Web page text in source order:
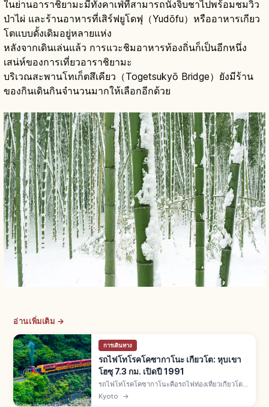
ในย่านอาราชิยามะมีทั้งคาเฟ่ที่สามารถนั่งจิบชาไปพร้อมชมวิว
ป่าไผ่ และร้านอาหารที่เสิร์ฟยูโดฟุ（Yudōfu）หรืออาหารเกียว
โตแบบดั้งเดิมอยู่หลายแห่ง
หลังจากเดินเล่นแล้ว การแวะชิมอาหารท้องถิ่นก็เป็นอีกหนึ่ง
เสน่ห์ของการเที่ยวอาราชิยามะ
บริเวณสะพานโทเก็ตสึเคียว（Togetsukyō Bridge）ยังมีร้าน
ของกินเดินกินจำนวนมากให้เลือกอีกด้วย
อ่านเพิ่มเติม →
การเดินทาง
รถไฟโทโรคโคซากาโนะ เกียวโต: หุบเขา
โฮซุ 7.3 กม. เปิดปี 1991
รถไฟโทโรคโคซากาโนะคือรถไฟท่องเที่ยวเกียวโต
โทโรคโคซากะ-โทโรคโคคาเมโอกะ 7.3 กม. เปิดปี
1991 ใช้รางเก่า JR สายซันอิน มี 5 ตู้ โดยตู้ที่ 5 เปิด
Kyoto →